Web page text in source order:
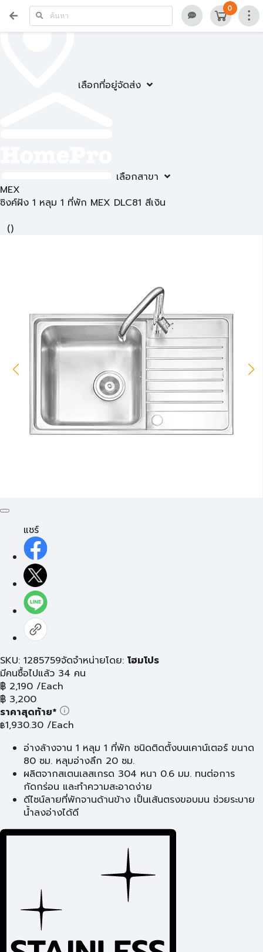
เลือกที่อยู่จัดส่ง
เลือกสาขา
0
MEX
ซิงค์ฝัง 1 หลุม 1 ที่พัก MEX DLC81 สีเงิน
()
แชร์
SKU: 1285759จัดจำหน่ายโดย: โฮมโปร
มีคนซื้อไปแล้ว 34 คน
฿ 2,190 /Each
฿ 3,200
ราคาสุดท้าย*
฿1,930.30 /Each
อ่างล้างจาน 1 หลุม 1 ที่พัก ชนิดติดตั้งบนเคาน์เตอร์ ขนาด
80 ซม. หลุมอ่างลึก 20 ซม.
ผลิตจากสเตนเลสเกรด 304 หนา 0.6 มม. ทนต่อการ
กัดกร่อน และทำความสะอาดง่าย
ดีไซน์ลายที่พักจานด้านข้าง เป็นเส้นตรงขอบมน ช่วยระบาย
น้ำลงอ่างได้ดี